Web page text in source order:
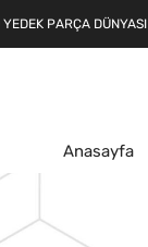
PARÇA DÜNYASI
Anasayfa